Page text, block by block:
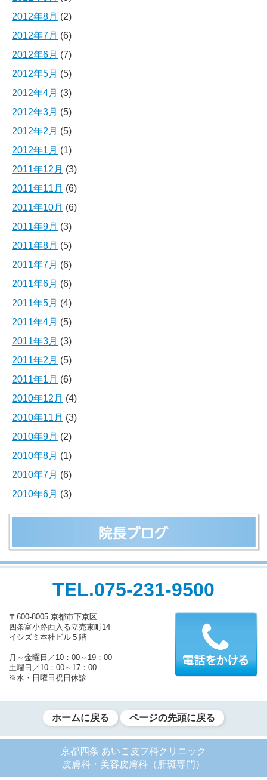
2012年8月 (2)
2012年7月 (6)
2012年6月 (7)
2012年5月 (5)
2012年4月 (3)
2012年3月 (5)
2012年2月 (5)
2012年1月 (1)
2011年12月 (3)
2011年11月 (6)
2011年10月 (6)
2011年9月 (3)
2011年8月 (5)
2011年7月 (6)
2011年6月 (6)
2011年5月 (4)
2011年4月 (5)
2011年3月 (3)
2011年2月 (5)
2011年1月 (6)
2010年12月 (4)
2010年11月 (3)
2010年9月 (2)
2010年8月 (1)
2010年7月 (6)
2010年6月 (3)
TEL.075-231-9500
〒600-8005 京都市下京区
四条富小路西入る立売東町14
イシズミ本社ビル５階
月～金曜日／10：00～19：00
土曜日／10：00～17：00
※水・日曜日祝日休診
ホームに戻る ページの先頭に戻る
京都四条 あいこ皮フ科クリニック
皮膚科・美容皮膚科（肝斑専門）